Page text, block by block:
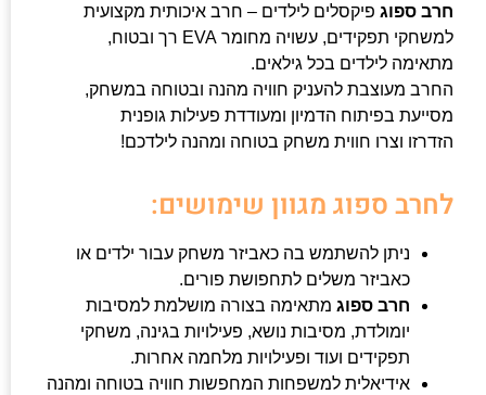
חרב ספוג פיקסלים לילדים – חרב איכותית מקצועית
למשחקי תפקידים, עשויה מחומר EVA רך ובטוח,
מתאימה לילדים בכל גילאים.
החרב מעוצבת להעניק חוויה מהנה ובטוחה במשחק,
מסייעת בפיתוח הדמיון ומעודדת פעילות גופנית
הזדרזו וצרו חווית משחק בטוחה ומהנה לילדכם!
לחרב ספוג מגוון שימושים:
ניתן להשתמש בה כאביזר משחק עבור ילדים או
כאביזר משלים לתחפושת פורים.
חרב ספוג מתאימה בצורה מושלמת למסיבות
יומולדת, מסיבות נושא, פעילויות בגינה, משחקי
תפקידים ועוד ופעילויות מלחמה אחרות.
אידיאלית למשפחות המחפשות חוויה בטוחה ומהנה